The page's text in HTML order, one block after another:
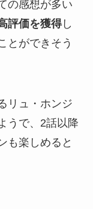
の感想が多い
評価を獲得し
とができそう
リュ・ホンジ
うで、2話以降
も楽しめると